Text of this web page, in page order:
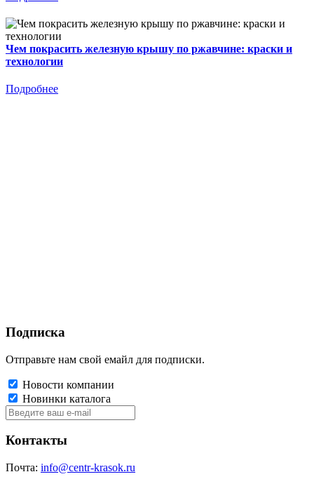
Чем покрасить железную крышу по ржавчине: краски и
технологии
Подробнее
Подписка
Отправьте нам свой емайл для подписки.
Новости компании
Новинки каталога
Контакты
Почта: info@centr-krasok.ru